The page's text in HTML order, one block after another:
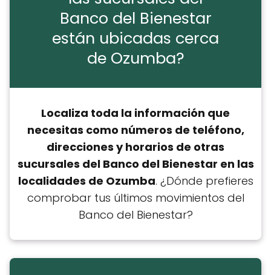
Banco del Bienestar
están ubicadas cerca
de Ozumba?
Localiza toda la información que
necesitas como números de teléfono,
direcciones y horarios de otras
sucursales del Banco del Bienestar en las
localidades de Ozumba. ¿Dónde prefieres
comprobar tus últimos movimientos del
Banco del Bienestar?